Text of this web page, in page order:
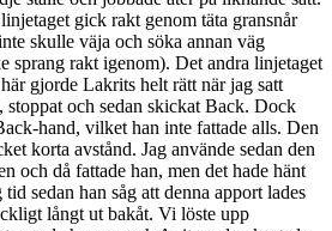
gick rakt genom täta gransnår
skulle väja och söka annan väg
sprang rakt igenom). Det andra linjetaget
gjorde Lakrits helt rätt när jag satt
och sedan skickat Back. Dock
hand, vilket han inte fattade alls. Den
korta avstånd. Jag använde sedan den
och då fattade han, men det hade hänt
sedan han såg att denna apport lades
långt ut bakåt. Vi löste upp